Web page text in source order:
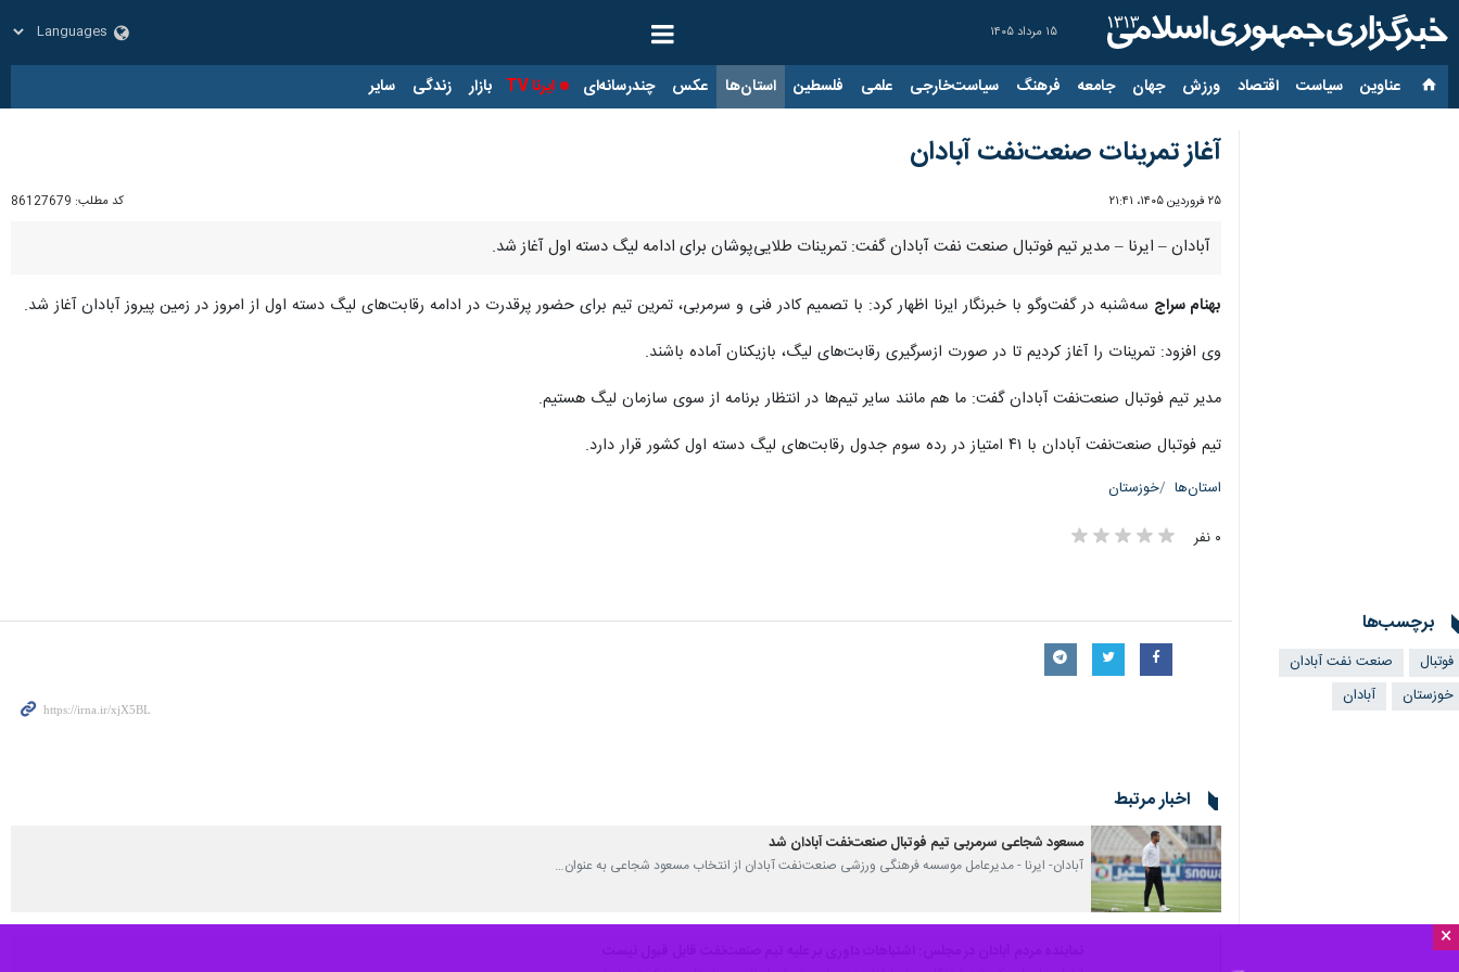
۱۵ مرداد ۱۴۰۵
عناوین‌ سیاست اقتصاد ورزش جهان جامعه فرهنگ سیاست‌خارجی علمی فلسطین استان‌ها عکس چندرسانه‌ای ایرنا TV بازار زندگی سایر
×
آغاز تمرینات صنعت‌نفت آبادان
۲۵ فروردین ۱۴۰۵، ۲۱:۴۱ کد مطلب: 86127679
آبادان – ایرنا – مدیر تیم فوتبال صنعت‌ نفت آبادان گفت: تمرینات طلایی‌پوشان برای ادامه لیگ دسته اول آغاز شد.
بهنام سراج سه‌شنبه در گفت‌وگو با خبرنگار ایرنا اظهار کرد: با تصمیم کادر فنی و سرمربی، تمرین تیم برای حضور پرقدرت در ادامه رقابت‌های لیگ دسته اول از امروز در زمین پیروز آبادان آغاز شد.
وی افزود: تمرینات را آغاز کردیم تا در صورت ازسرگیری رقابت‌های لیگ، بازیکنان آماده باشند.
مدیر تیم فوتبال صنعت‌نفت آبادان گفت: ما هم مانند سایر تیم‌ها در انتظار برنامه از سوی سازمان لیگ هستیم.
تیم فوتبال صنعت‌نفت آبادان با ۴۱ امتیاز در رده سوم جدول رقابت‌های لیگ دسته اول کشور قرار دارد.
استان‌ها خوزستان
۰ نفر
برچسب‌ها
فوتبال
صنعت نفت آبادان
خوزستان
آبادان
اخبار مرتبط
مسعود شجاعی سرمربی تیم فوتبال صنعت‌نفت آبادان شد
آبادان- ایرنا - مدیرعامل موسسه فرهنگی ورزشی صنعت‌نفت آبادان از انتخاب مسعود شجاعی به عنوان…